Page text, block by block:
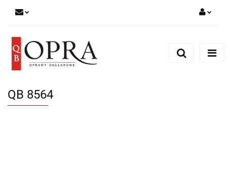
Zarejestruj się
QB 8564